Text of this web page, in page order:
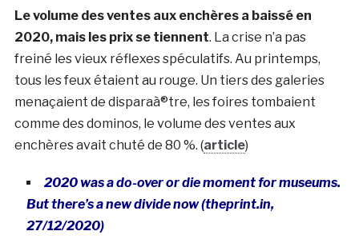
Le volume des ventes aux enchères a baissé en
2020, mais les prix se tiennent. La crise n’a pas
freiné les vieux réflexes spéculatifs. Au printemps,
tous les feux étaient au rouge. Un tiers des galeries
menaçaient de disparaà®tre, les foires tombaient
comme des dominos, le volume des ventes aux
enchères avait chuté de 80 %. (article)
2020 was a do-over or die moment for museums.
But there’s a new divide now (theprint.in,
27/12/2020)